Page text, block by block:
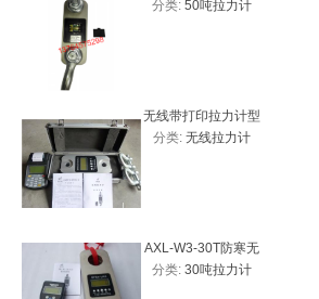
50T带峰值拉力计
分类: 50吨拉力计
无线带打印拉力计型
号
分类: 无线拉力计
AXL-W3-30T防寒无
线拉力计、30吨拉力
分类: 30吨拉力计